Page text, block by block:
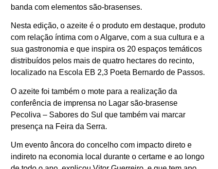
banda com elementos são-brasenses.
Nesta edição, o azeite é o produto em destaque, produto
com relação íntima com o Algarve, com a sua cultura e a
sua gastronomia e que inspira os 20 espaços temáticos
distribuídos pelos mais de quatro hectares do recinto,
localizado na Escola EB 2,3 Poeta Bernardo de Passos.
O azeite foi também o mote para a realização da
conferência de imprensa no Lagar são-brasense
Pecoliva – Sabores do Sul que também vai marcar
presença na Feira da Serra.
Um evento âncora do concelho com impacto direto e
indireto na economia local durante o certame e ao longo